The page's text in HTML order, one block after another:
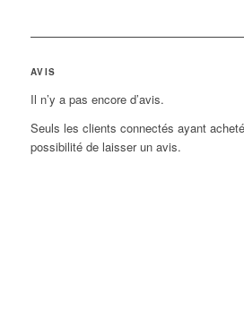
AVIS
Il n’y a pas encore d’avis.
Seuls les clients connectés ayant
possibilité de laisser un avis.